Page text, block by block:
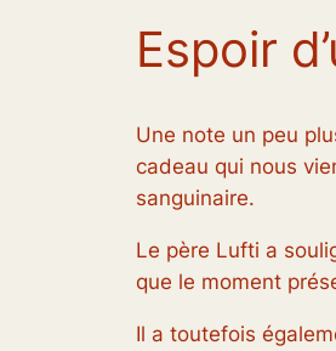
Espoir
Une note un peu
cadeau qui nous
sanguinaire.
Le père Lufti a
que le moment
Il a toutefois